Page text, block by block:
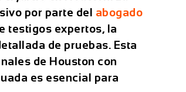
por parte del abogado
testigos expertos, la
de pruebas. Esta
de Houston con
es esencial para